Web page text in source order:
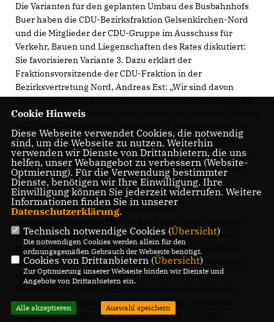
Die Varianten für den geplanten Umbau des Busbahnhofs
Buer haben die CDU-Bezirksfraktion Gelsenkirchen-Nord
und die Mitglieder der CDU-Gruppe im Ausschuss für
Verkehr, Bauen und Liegenschaften des Rates diskutiert:
Sie favorisieren Variante 3. Dazu erklärt der
Fraktionsvorsitzende der CDU-Fraktion in der
Bezirksvertretung Nord, Andreas Est: „Wir sind davon
überzeugt, dass wir bei der anstehenden Entscheidung die
beste Lösung für Buer suchen müssen. Aus unserer Sicht ist
dies der Bestandsumbau in Variante 3. Sie kombiniert die
Optimierung des Verkehrs mit unserem Anspruch, die
Einschränkungen für Anwohner möglichst zu minimieren
und den Park zu erhalten. Mit dieser Lösung erhalten wir
Bahnhof und Park, statt beides gegen einen großen
begrünten Bahnhof einzutauschen. Und der taugt weder
für Naherholung noch für den Erhalt als
fester Bestandteil von Buer und darf nicht abwandern!“
Kurth: „Umsteigestrecken von mehr als 200m sind beim
Umbau nicht zu vermitteln“ Auch aus verkehrlicher Sicht
sieht die CDU Variante 3 im Vorteil. Dazu erklärt der
Bauen und Liegenschaften, Sascha Kurth: „Mit einem
langgezogenen Bahnhof wie ihn Variante 5 vorsieht,
Cookie Hinweis
Diese Webseite verwendet Cookies, die notwendig
sind, um die Webseite zu nutzen. Weiterhin
verwenden wir Dienste von Drittanbietern, die uns
helfen, unser Webangebot zu verbessern (Website-
Optmierung). Für die Verwendung bestimmter
Dienste, benötigen wir Ihre Einwilligung. Ihre
Einwilligung können Sie jederzeit widerrufen. Weitere
Informationen finden Sie in unserer
Datenschutzerklärung.
Technisch notwendige Cookies (Übersicht)
Die notwendigen Cookies werden allein für den
ordnungsgemäßen Gebrauch der Webseite benötigt.
Cookies von Drittanbietern (Übersicht)
Zur Optimierung unserer Webseite binden wir Dienste und
Angebote von Drittanbietern ein.
Alle akzeptieren Auswahl speichern